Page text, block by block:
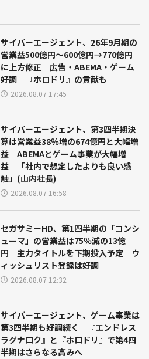
サイバーエージェント、26年9月期の
営業益500億円～600億円→770億円
に上方修正 広告・ABEMA・ゲーム
好調 『ホロドリ』の貢献も
2026.08.07 17:45
サイバーエージェント、第3四半期決
算は営業益38％増の674億円と大幅増
益 ABEMAとゲーム事業が大幅増
益 「社内で想定したよりも良い感
触」(山内社長)
2026.08.07 16:58
セガサミーHD、第1四半期の「コンシ
ューマ」の営業益は75％減の13億
円 主力タイトルを下期投入予定 ウ
ィッシュリスト登録は好調
2026.08.07 12:32
サイバーエージェント、ゲーム事業は
第3四半期も好調続く 『エンドレス
ラグナロク』と『ホロドリ』で第4四
半期はさらなる高みへ